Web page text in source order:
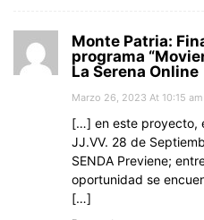
Monte Patria:
programa
La Serena Online
Marzo 26, 2023 At 10:15 am
[…] en este proyecto,
JJ.VV. 28 de
SENDA Previene;
oportunidad se
[…]